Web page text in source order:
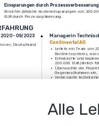
Einsparungen durch
Erreichte jährliche Kosteneinsparungen von
EUR durch Prozessoptimierung.
- 09/2023
Deutschland
Managerin
Continental AG
• Leitete ein Team von
Bordnetzsystems, was
•
Entwickelte und
200.000 EUR jährlich
• Überwachte die
Gegenmaßnahmen ein.
• Verbesserte
Sorgte durch die
20% reduzierten
• Führte
Erstellte komplexe
Alle